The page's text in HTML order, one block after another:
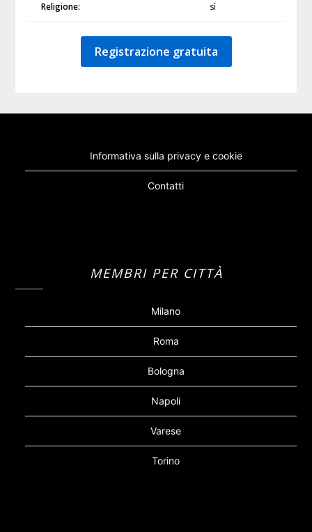
Religione: sì
Registrazione gratuita
Informativa sulla privacy e cookie
Contatti
MEMBRI PER CITTÀ
Milano
Roma
Bologna
Napoli
Varese
Torino